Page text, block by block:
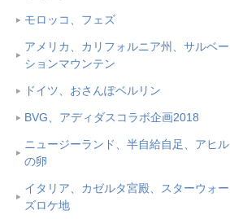
モロッコ、フェズ
アメリカ、カリフォルニア州、サルベー
ションマウンテン
ドイツ、おさんぽベルリン
BVG、アディダスコラボ企画2018
ニュージーランド、半自給自足、アヒル
の卵
イタリア、カゼルタ宮殿、スターウォー
ズロケ地